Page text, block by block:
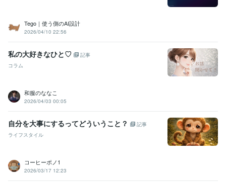
Tego｜使う側のAI設計
2026/04/10 22:56
私の大好きなひと♡
記事
コラム
和服のななこ
2026/04/03 00:05
自分を大事にするってどういうこと？
記事
ライフスタイル
コーヒーポノ1
2026/03/17 12:23